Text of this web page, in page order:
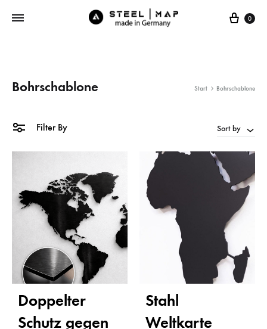
Cart
0
Bohrschablone Start Bohrschablone
Filter By Sort by
Doppelter
Schutz gegen
Stahl
Weltkarte